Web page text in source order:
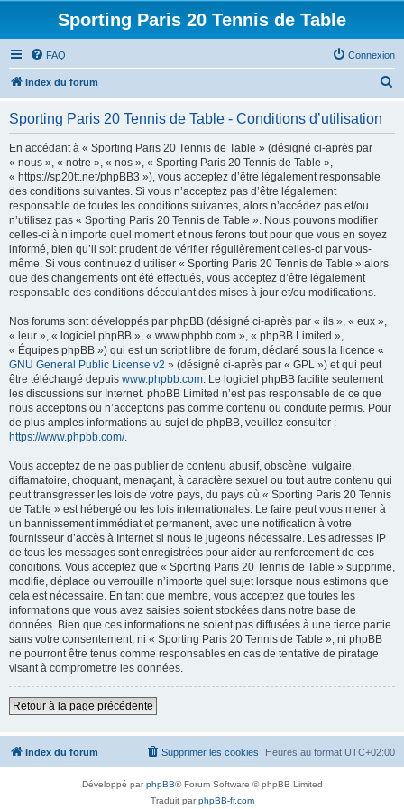
Sporting Paris 20 Tennis de Table
FAQ Connexion
Index du forum
Sporting Paris 20 Tennis de Table - Conditions d’utilisation
En accédant à « Sporting Paris 20 Tennis de Table » (désigné ci-après par
« nous », « notre », « nos », « Sporting Paris 20 Tennis de Table »,
« https://sp20tt.net/phpBB3 »), vous acceptez d’être légalement responsable
des conditions suivantes. Si vous n’acceptez pas d’être légalement
responsable de toutes les conditions suivantes, alors n’accédez pas et/ou
n’utilisez pas « Sporting Paris 20 Tennis de Table ». Nous pouvons modifier
celles-ci à n’importe quel moment et nous ferons tout pour que vous en soyez
informé, bien qu’il soit prudent de vérifier régulièrement celles-ci par vous-
même. Si vous continuez d’utiliser « Sporting Paris 20 Tennis de Table » alors
que des changements ont été effectués, vous acceptez d’être légalement
responsable des conditions découlant des mises à jour et/ou modifications.
Nos forums sont développés par phpBB (désigné ci-après par « ils », « eux »,
« leur », « logiciel phpBB », « www.phpbb.com », « phpBB Limited »,
« Équipes phpBB ») qui est un script libre de forum, déclaré sous la licence «
GNU General Public License v2 » (désigné ci-après par « GPL ») et qui peut
être téléchargé depuis www.phpbb.com. Le logiciel phpBB facilite seulement
les discussions sur Internet. phpBB Limited n’est pas responsable de ce que
nous acceptons ou n’acceptons pas comme contenu ou conduite permis. Pour
de plus amples informations au sujet de phpBB, veuillez consulter :
https://www.phpbb.com/.
Vous acceptez de ne pas publier de contenu abusif, obscène, vulgaire,
diffamatoire, choquant, menaçant, à caractère sexuel ou tout autre contenu qui
peut transgresser les lois de votre pays, du pays où « Sporting Paris 20 Tennis
de Table » est hébergé ou les lois internationales. Le faire peut vous mener à
un bannissement immédiat et permanent, avec une notification à votre
fournisseur d’accès à Internet si nous le jugeons nécessaire. Les adresses IP
de tous les messages sont enregistrées pour aider au renforcement de ces
conditions. Vous acceptez que « Sporting Paris 20 Tennis de Table » supprime,
modifie, déplace ou verrouille n’importe quel sujet lorsque nous estimons que
cela est nécessaire. En tant que membre, vous acceptez que toutes les
informations que vous avez saisies soient stockées dans notre base de
données. Bien que ces informations ne soient pas diffusées à une tierce partie
sans votre consentement, ni « Sporting Paris 20 Tennis de Table », ni phpBB
ne pourront être tenus comme responsables en cas de tentative de piratage
visant à compromettre les données.
Retour à la page précédente
Index du forum Heures au format UTC+02:00
Supprimer les cookies
Développé parphpBB® Forum Software © phpBB Limited
Traduit parphpBB-fr.com